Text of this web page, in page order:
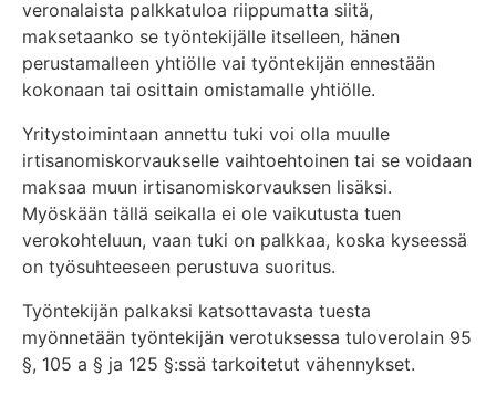
veronalaista palkkatuloa riippumatta siitä,
maksetaanko se työntekijälle itselleen, hänen
perustamalleen yhtiölle vai työntekijän ennestään
kokonaan tai osittain omistamalle yhtiölle.
Yritystoimintaan annettu tuki voi olla muulle
irtisanomiskorvaukselle vaihtoehtoinen tai se voidaan
maksaa muun irtisanomiskorvauksen lisäksi.
Myöskään tällä seikalla ei ole vaikutusta tuen
verokohteluun, vaan tuki on palkkaa, koska kyseessä
on työsuhteeseen perustuva suoritus.
Työntekijän palkaksi katsottavasta tuesta
myönnetään työntekijän verotuksessa tuloverolain 95
§, 105 a § ja 125 §:ssä tarkoitetut vähennykset.